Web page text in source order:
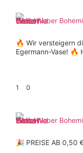
Weber
🔥 Wir versteigern
Egermann-Vase! 🔥
1 0
Weber
🎉 PREISE AB 0,50